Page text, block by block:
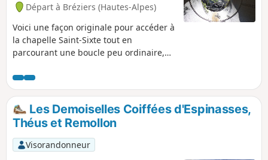
Départ à Bréziers (Hautes-Alpes)
Voici une façon originale pour accéder à
la chapelle Saint-Sixte tout en
parcourant une boucle peu ordinaire,
Bréziers et ravine de Saint Sixte qui ont
un cheminement joueur sans difficulté.
Voir § infos pratiques concernant les
risques.Les Demoiselles Coiffées d'Espinasses,
Théus et Remollon
Visorandonneur